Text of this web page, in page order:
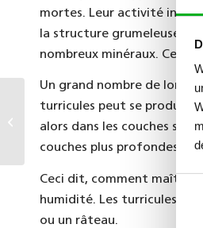
mortes. Leur activité
la structure grumeleuse.
nombreux minéraux.
Un grand nombre de
turricules peut se produire
alors dans les couches
couches plus profondes.
Ceci dit, comment
humidité. Les turricules se
ou un râteau.
Mousse dans le gazon